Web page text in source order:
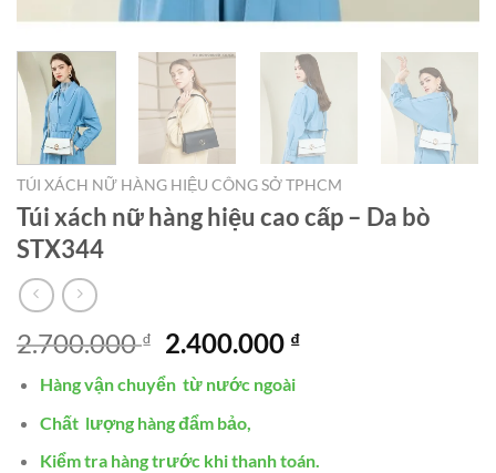
TÚI XÁCH NỮ HÀNG HIỆU CÔNG SỞ TPHCM
Túi xách nữ hàng hiệu cao cấp – Da bò
STX344
2.700.000₫
Giá
gốc
là:
2.700.000 ₫.
2.400.000 ₫Giá
2.400.000 ₫.
Hàng vận chuyển từ nước ngoài
Chất lượng hàng đẩm bảo,
Kiểm tra hàng trước khi thanh toán.